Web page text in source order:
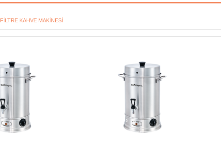
FILTRE KAHVE MAKINESI